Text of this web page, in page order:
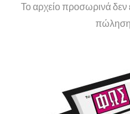
Το αρχείο προσωρινά δεν
πώληση